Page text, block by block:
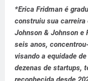
*Erica Fridman é
construiu sua
Johnson & Johnson e
seis anos,
visando a equidade
dezenas de startups,